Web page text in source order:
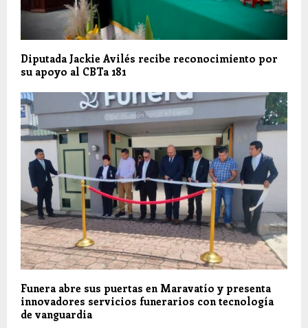
Diputada Jackie Avilés recibe reconocimiento por
su apoyo al CBTa 181
Funera abre sus puertas en Maravatío y presenta
innovadores servicios funerarios con tecnología
de vanguardia